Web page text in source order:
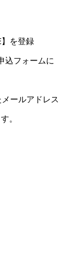
を登録
込フォームに
ールアドレス
。